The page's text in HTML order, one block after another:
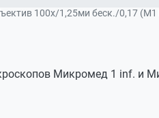
100х/1,25ми беск./0,17
Микромед 1 inf. и